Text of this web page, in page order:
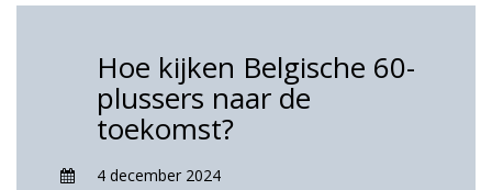
Hoe kijken Belgische 60-
plussers naar de
toekomst?
4 december 2024